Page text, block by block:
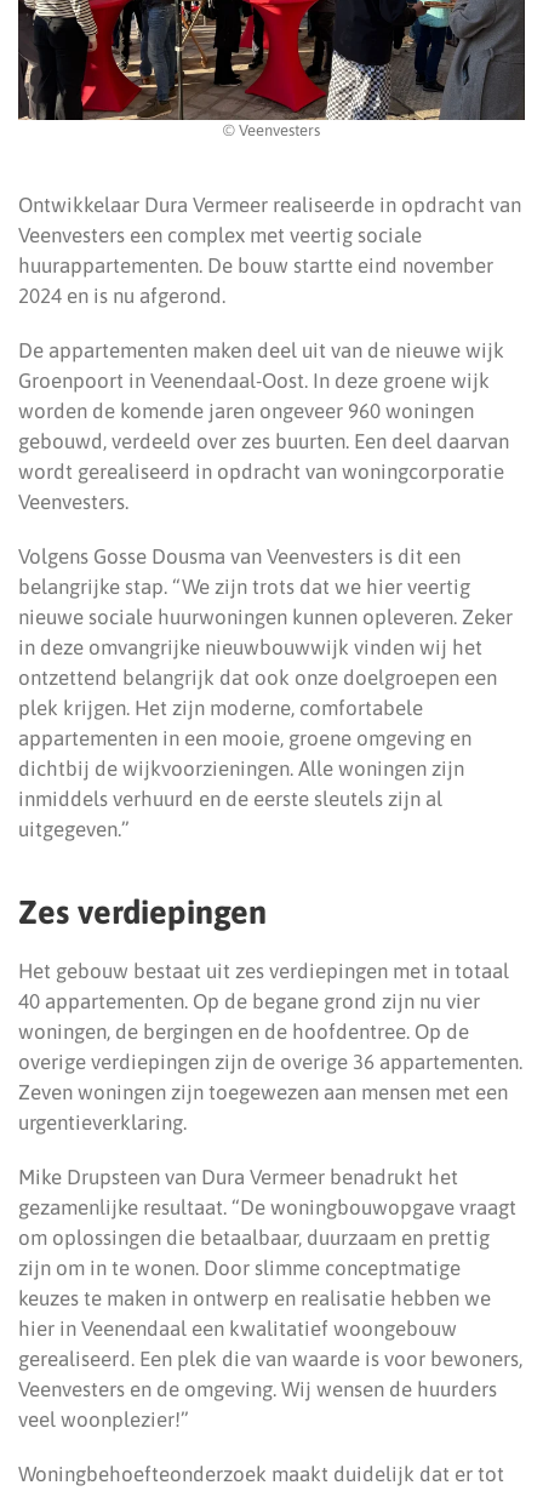
© Veenvesters
Ontwikkelaar Dura Vermeer realiseerde in opdracht van
Veenvesters een complex met veertig sociale
huurappartementen. De bouw startte eind november
2024 en is nu afgerond.
De appartementen maken deel uit van de nieuwe wijk
Groenpoort in Veenendaal-Oost. In deze groene wijk
worden de komende jaren ongeveer 960 woningen
gebouwd, verdeeld over zes buurten. Een deel daarvan
wordt gerealiseerd in opdracht van woningcorporatie
Veenvesters.
Volgens Gosse Dousma van Veenvesters is dit een
belangrijke stap. “We zijn trots dat we hier veertig
nieuwe sociale huurwoningen kunnen opleveren. Zeker
in deze omvangrijke nieuwbouwwijk vinden wij het
ontzettend belangrijk dat ook onze doelgroepen een
plek krijgen. Het zijn moderne, comfortabele
appartementen in een mooie, groene omgeving en
dichtbij de wijkvoorzieningen. Alle woningen zijn
inmiddels verhuurd en de eerste sleutels zijn al
uitgegeven.”
Zes verdiepingen
Het gebouw bestaat uit zes verdiepingen met in totaal
40 appartementen. Op de begane grond zijn nu vier
woningen, de bergingen en de hoofdentree. Op de
overige verdiepingen zijn de overige 36 appartementen.
Zeven woningen zijn toegewezen aan mensen met een
urgentieverklaring.
Mike Drupsteen van Dura Vermeer benadrukt het
gezamenlijke resultaat. “De woningbouwopgave vraagt
om oplossingen die betaalbaar, duurzaam en prettig
zijn om in te wonen. Door slimme conceptmatige
keuzes te maken in ontwerp en realisatie hebben we
hier in Veenendaal een kwalitatief woongebouw
gerealiseerd. Een plek die van waarde is voor bewoners,
Veenvesters en de omgeving. Wij wensen de huurders
veel woonplezier!”
Woningbehoefteonderzoek maakt duidelijk dat er tot